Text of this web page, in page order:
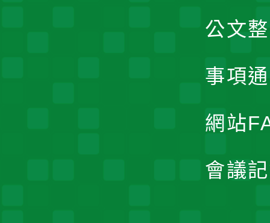
公文
事項
網站
會議